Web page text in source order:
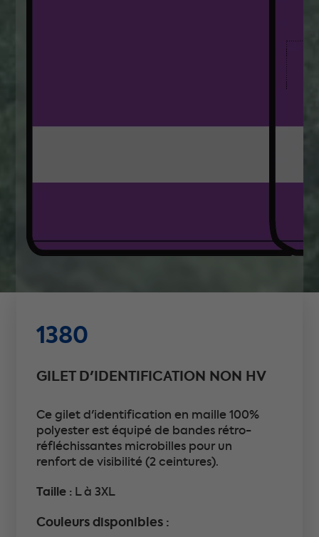
1380
GILET D'IDENTIFICATION NON HV
Ce gilet d'identification en maille 100%
polyester est équipé de bandes rétro-
réfléchissantes microbilles pour un
renfort de visibilité (2 ceintures).
Taille : L à 3XL
Couleurs disponibles :